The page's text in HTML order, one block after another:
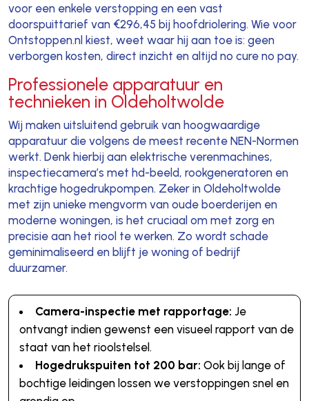
voor een enkele verstopping en een vast
doorspuittarief van €296,45 bij hoofdriolering. Wie voor
Ontstoppen.nl kiest, weet waar hij aan toe is: geen
verborgen kosten, direct inzicht en altijd no cure no pay.
Professionele apparatuur en
technieken in Oldeholtwolde
Wij maken uitsluitend gebruik van hoogwaardige
apparatuur die volgens de meest recente NEN-Normen
werkt. Denk hierbij aan elektrische verenmachines,
inspectiecamera’s met hd-beeld, rookgeneratoren en
krachtige hogedrukpompen. Zeker in Oldeholtwolde
met zijn unieke mengvorm van oude boerderijen en
moderne woningen, is het cruciaal om met zorg en
precisie aan het riool te werken. Zo wordt schade
geminimaliseerd en blijft je woning of bedrijf
duurzamer.
Camera-inspectie met rapportage: Je
ontvangt indien gewenst een visueel rapport van de
staat van het rioolstelsel.
Hogedrukspuiten tot 200 bar: Ook bij lange of
bochtige leidingen lossen we verstoppingen snel en